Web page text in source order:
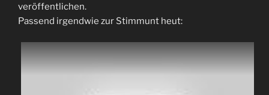
veröffentlichen.
Passend irgendwie zur Stimmunt heut: